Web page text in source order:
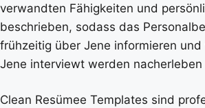
verwandten Fähigkeiten und
beschrieben, sodass das
frühzeitig über Jene informieren
Jene interviewt werden
Clean Resümee Templates sind